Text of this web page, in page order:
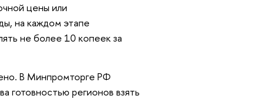
цены или
на каждом этапе
не более 10 копеек за
В Минпромторге РФ
готовностью регионов взять